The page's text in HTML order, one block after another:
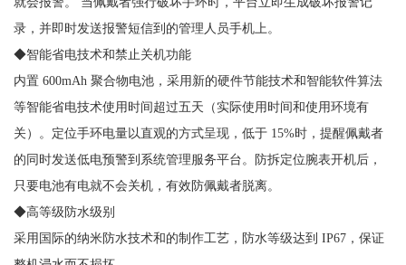
录，并即时发送报警短信到的管理人员手机上。
◆智能省电技术和禁止关机功能
内置 600mAh 聚合物电池，采用新的硬件节能技术和智能软件算法
等智能省电技术使用时间超过五天（实际使用时间和使用环境有
关）。定位手环电量以直观的方式呈现，低于 15%时，提醒佩戴者
的同时发送低电预警到系统管理服务平台。防拆定位腕表开机后，
只要电池有电就不会关机，有效防佩戴者脱离。
◆高等级防水级别
采用国际的纳米防水技术和的制作工艺，防水等级达到 IP67，保证